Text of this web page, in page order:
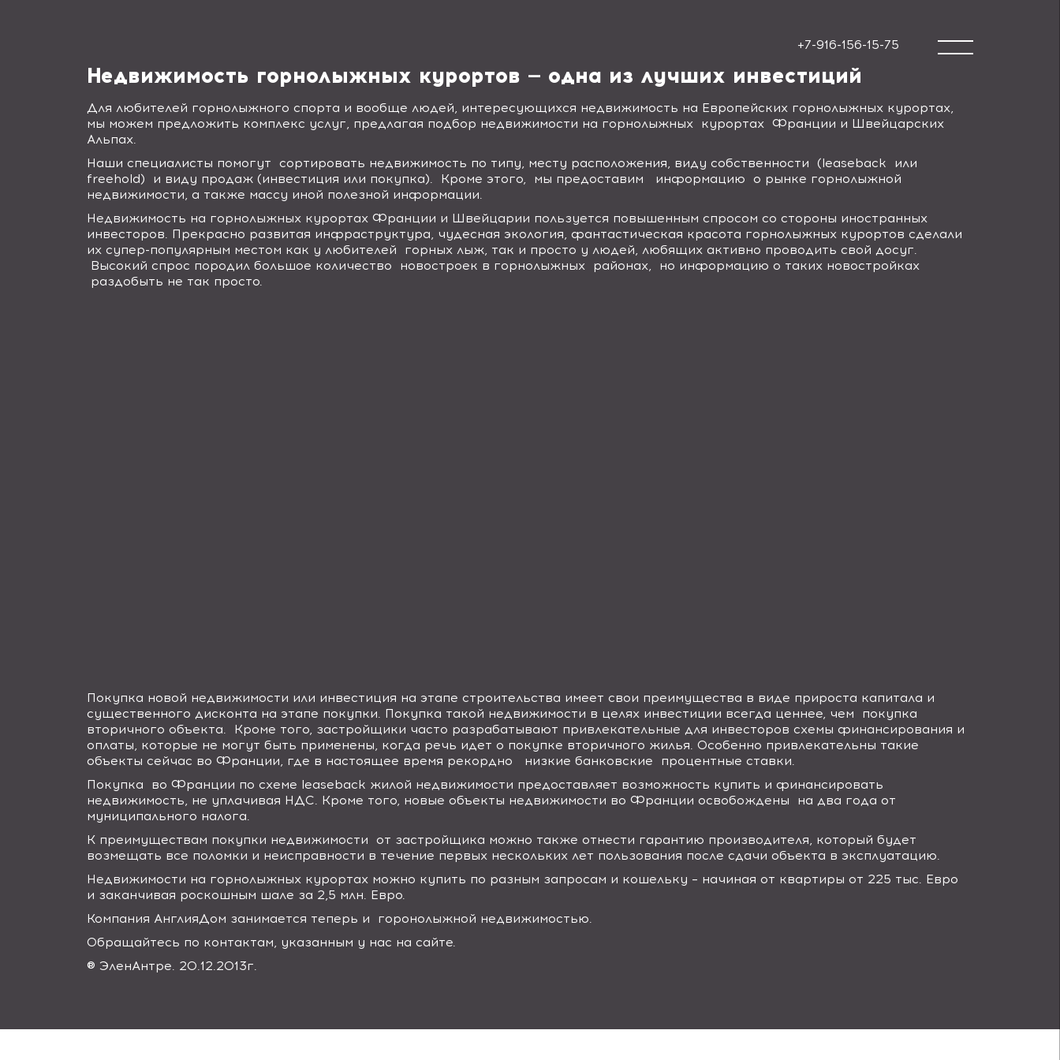
+7-916-156-15-75
Недвижимость горнолыжных курортов — одна из лучших инвестиций
Для любителей горнолыжного спорта и вообще людей, интересующихся недвижимость на Европейских горнолыжных курортах,
мы можем предложить комплекс услуг, предлагая подбор недвижимости на горнолыжных курортах Франции и Швейцарских
Альпах.
Наши специалисты помогут сортировать недвижимость по типу, месту расположения, виду собственности (leaseback или
freehold)
и виду продаж (инвестиция или покупка). Кроме этого, мы предоставим информацию о рынке горнолыжной
недвижимости, а также массу иной полезной информации.
Недвижимость на горнолыжных курортах Франции и Швейцарии пользуется повышенным спросом со стороны иностранных
инвесторов. Прекрасно развитая инфраструктура, чудесная экология, фантастическая красота горнолыжных курортов сделали
их супер-популярным местом как у любителей горных лыж, так и просто у людей, любящих активно проводить свой досуг.
Высокий спрос породил большое количество новостроек в горнолыжных районах, но информацию о таких новостройках
раздобыть не так просто.
Покупка новой недвижимости или инвестиция на этапе строительства имеет свои преимущества в виде прироста капитала и
существенного дисконта на этапе покупки. Покупка такой недвижимости в целях инвестиции всегда ценнее, чем покупка
вторичного объекта. Кроме того, застройщики часто разрабатывают привлекательные для инвесторов схемы финансирования и
оплаты, которые не могут быть применены, когда речь идет о покупке вторичного жилья. Особенно привлекательны такие
объекты сейчас во Франции, где в настоящее время рекордно низкие банковские процентные ставки.
Покупка во Франции по схеме leaseback жилой недвижимости предоставляет возможность купить и финансировать
недвижимость, не уплачивая НДС. Кроме того, новые объекты недвижимости во Франции освобождены на два года от
муниципального налога.
К преимуществам покупки недвижимости от застройщика можно также отнести гарантию производителя, который будет
возмещать все поломки и неисправности в течение первых нескольких лет пользования после сдачи объекта в эксплуатацию.
Недвижимости на горнолыжных курортах можно купить по разным запросам и кошельку – начиная от квартиры от 225 тыс. Евро
и заканчивая роскошным шале за 2,5 млн. Евро.
Компания АнглияДом занимается теперь и горонолыжной недвижимостью.
Обращайтесь по контактам, указанным у нас на сайте.
® ЭленАнтре. 20.12.2013г.